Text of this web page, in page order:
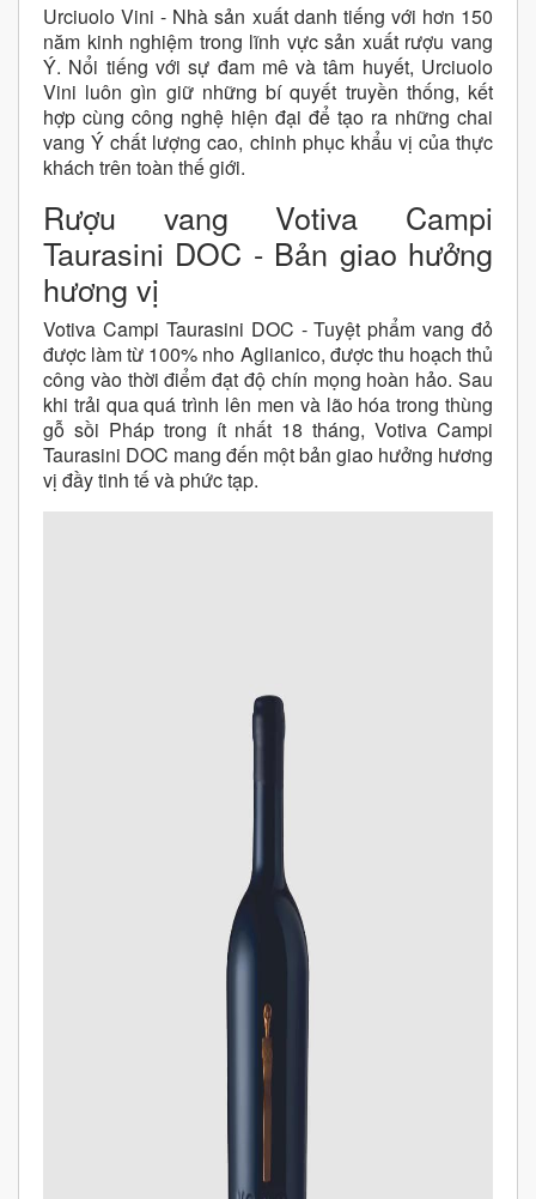
Urciuolo Vini - Nhà sản xuất danh tiếng với hơn 150
năm kinh nghiệm trong lĩnh vực sản xuất rượu vang
Ý. Nổi tiếng với sự đam mê và tâm huyết, Urciuolo
Vini luôn gìn giữ những bí quyết truyền thống, kết
hợp cùng công nghệ hiện đại để tạo ra những chai
vang Ý chất lượng cao, chinh phục khẩu vị của thực
khách trên toàn thế giới.
Rượu vang Votiva Campi
Taurasini DOC - Bản giao hưởng
hương vị
Votiva Campi Taurasini DOC - Tuyệt phẩm vang đỏ
được làm từ 100% nho Aglianico, được thu hoạch thủ
công vào thời điểm đạt độ chín mọng hoàn hảo. Sau
khi trải qua quá trình lên men và lão hóa trong thùng
gỗ sồi Pháp trong ít nhất 18 tháng, Votiva Campi
Taurasini DOC mang đến một bản giao hưởng hương
vị đầy tinh tế và phức tạp.